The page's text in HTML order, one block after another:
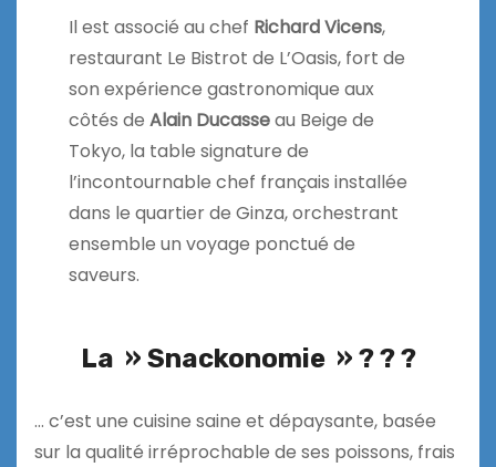
Il est associé au chef Richard Vicens,
restaurant Le Bistrot de L’Oasis, fort de
son expérience gastronomique aux
côtés de Alain Ducasseau Beige de
Tokyo, la table signature de
l’incontournable chef français installée
dans le quartier de Ginza, orchestrant
ensemble un voyage ponctué de
saveurs.
La » Snackonomie » ? ? ?
… c’est une cuisine saine et dépaysante, basée
sur la qualité irréprochable de ses poissons, frais